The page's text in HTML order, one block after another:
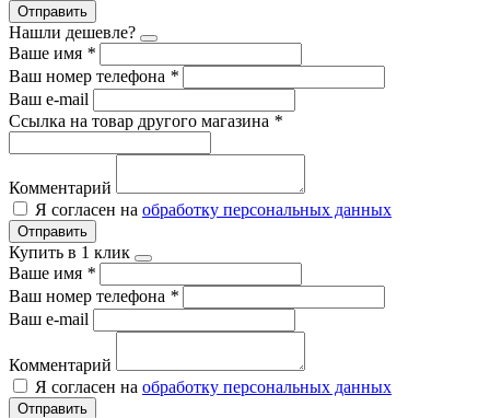
Отправить
Нашли дешевле?
Ваше имя *
Ваш номер телефона *
Ваш e-mail
Ссылка на товар другого магазина *
Комментарий
Я согласен на обработку персональных данных
Отправить
Купить в 1 клик
Ваше имя *
Ваш номер телефона *
Ваш e-mail
Комментарий
Я согласен на обработку персональных данных
Отправить